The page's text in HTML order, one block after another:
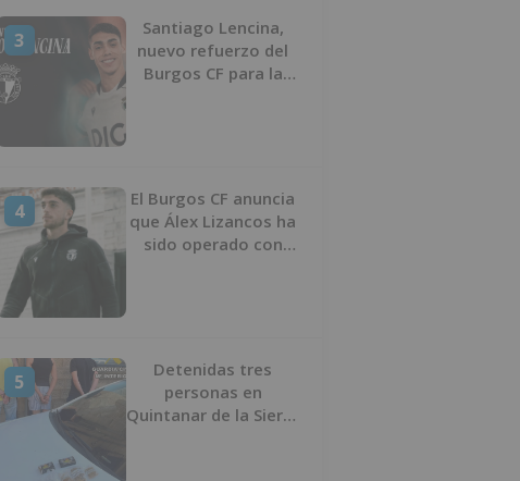
3
Santiago Lencina,
nuevo refuerzo del
Burgos CF para la
4
El Burgos CF anuncia
que Álex Lizancos ha
sido operado con
5
Detenidas tres
personas en
Quintanar de la Sierra